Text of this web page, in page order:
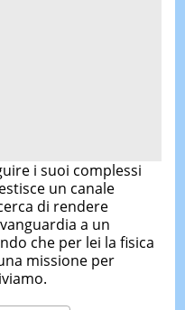
i suoi complessi
un canale
di rendere
a un
che per lei la fisica
missione per